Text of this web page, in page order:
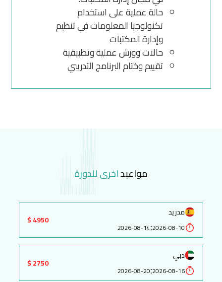
حالة عملية على استخدام
تكنولوجيا المعلومات في تنظيم
وإدارة المكتبات
حالات وورش عملية وتطبيقية
تقييم وختام البرنامج التدريبي
مواعيداخرى للدورة
مدريد
2026-08-10
:
2026-08-14
4950 $
دبي
2026-08-16
:
2026-08-20
2750 $